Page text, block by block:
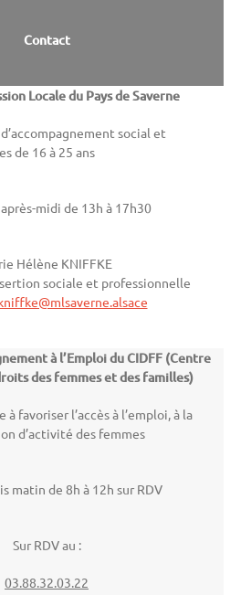
Contact
Locale du Pays de Saverne
social et
de 16 à 25 ans
midi de 13h à 17h30
Hélène KNIFFKE
sociale et professionnelle
à l’Emploi du CIDFF (Centre
des femmes et des familles)
à favoriser l’accès à l’emploi, à la
d’activité des femmes
matin de 8h à 12h sur RDV
Sur RDV au :
03.88.32.03.22